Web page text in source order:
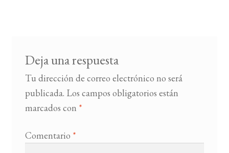
Deja una respuesta
Tu dirección de correo electrónico no será
publicada. Los campos obligatorios están
marcados con *
Comentario *